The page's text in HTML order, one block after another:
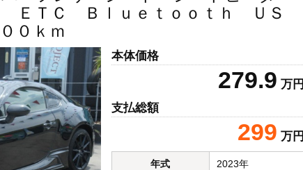
ＥＴＣ Ｂｌｕｅｔｏｏｔｈ ＵＳ
０ｋｍ
本体価格
279.9 万円
支払総額
299 万円
年式 2023年